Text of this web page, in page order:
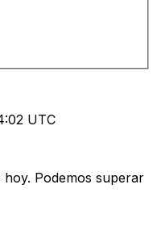
UTC
hoy. Podemos superar